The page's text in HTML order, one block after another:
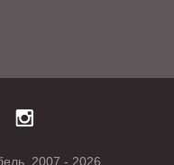
2007 - 2026